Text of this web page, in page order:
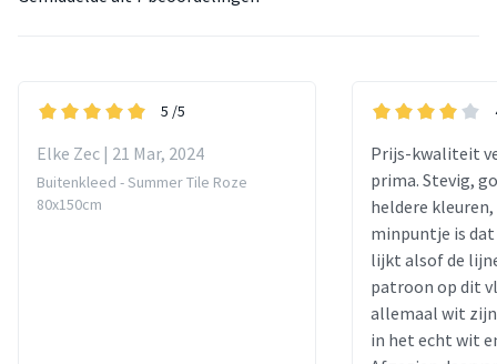
5 /5
Elke Zec | 21 Mar, 2024
Buitenkleed - Summer Tile Roze
80x150cm
Prijs-kwaliteit
prima. Stevig,
heldere
minpuntje is
lijkt alsof de
patroon op dit
allemaal wit
in het echt wit